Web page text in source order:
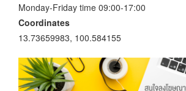
Monday-Friday time 09:00-17:00
Coordinates
13.73659983, 100.584155